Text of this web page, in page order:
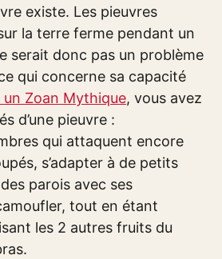
existe. Les pieuvres
la terre ferme pendant un
serait donc pas un problème
qui concerne sa capacité
un Zoan Mythique, vous avez
d’une pieuvre :
qui attaquent encore
s’adapter à de petits
parois avec ses
tout en étant
les 2 autres fruits du